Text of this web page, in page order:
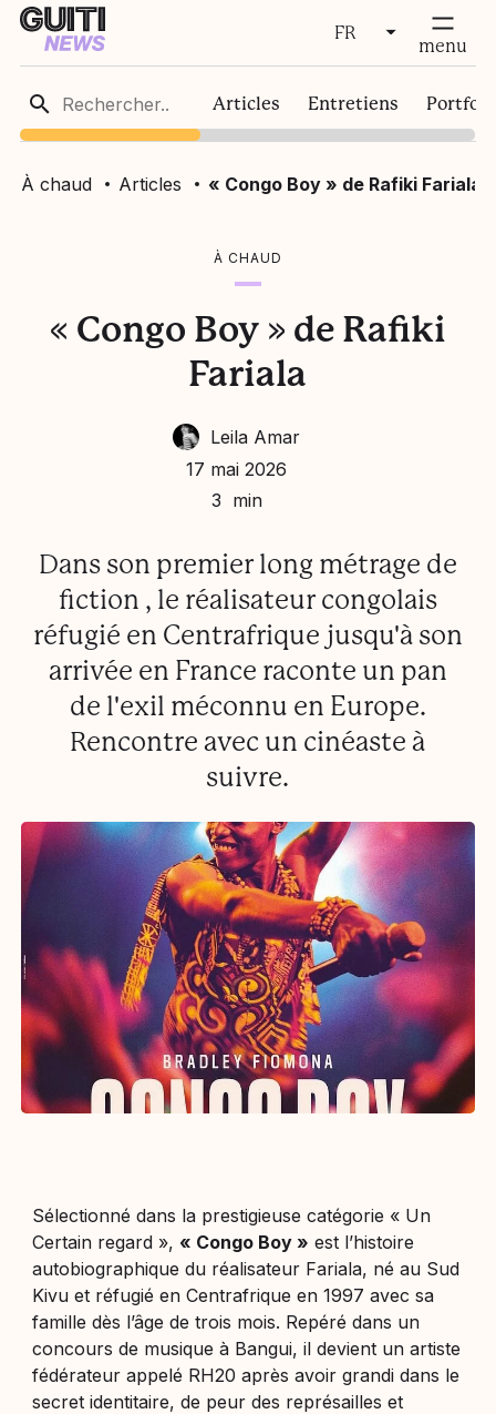
FR
FR
EN
fermer menu
Articles Entretiens
À chaud Articles « Congo Boy » de Rafiki Fariala
À CHAUD
« Congo Boy » de Rafiki
Fariala
Leila Amar
17 mai 2026
3 min
Dans son premier long métrage de
fiction , le réalisateur congolais
réfugié en Centrafrique jusqu'à son
arrivée en France raconte un pan
de l'exil méconnu en Europe.
Rencontre avec un cinéaste à
suivre.
Sélectionné dans la prestigieuse catégorie « Un
Certain regard », « Congo Boy » est l’histoire
autobiographique du réalisateur Fariala, né au Sud
Kivu et réfugié en Centrafrique en 1997 avec sa
famille dès l’âge de trois mois. Repéré dans un
concours de musique à Bangui, il devient un artiste
fédérateur appelé RH20 après avoir grandi dans le
secret identitaire, de peur des représailles et